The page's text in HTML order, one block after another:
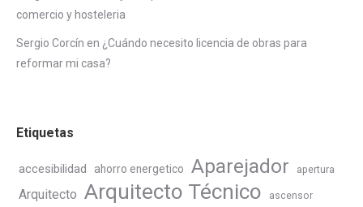
comercio y hosteleria
Sergio Corcín en ¿Cuándo necesito licencia de obras para
reformar mi casa?
Etiquetas
accesibilidad ahorro energetico Aparejador apertura
Arquitecto Arquitecto Técnico ascensor